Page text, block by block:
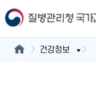
건강정보